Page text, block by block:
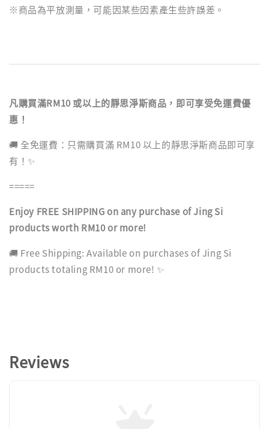
※商品為平放測量，可能因某些因素產生些許誤差。
凡購買滿RM10 或以上的靜思淨斯商品，即可享受免運費優
惠！
🚚 全免運費：只需購買滿 RM10 以上的靜思淨斯商品即可享
有！✨
=====
Enjoy FREE SHIPPING on any purchase of Jing Si
products worth RM10 or more!
🚚 Free Shipping: Available on purchases of Jing Si
products totaling RM10 or more! ✨
Reviews